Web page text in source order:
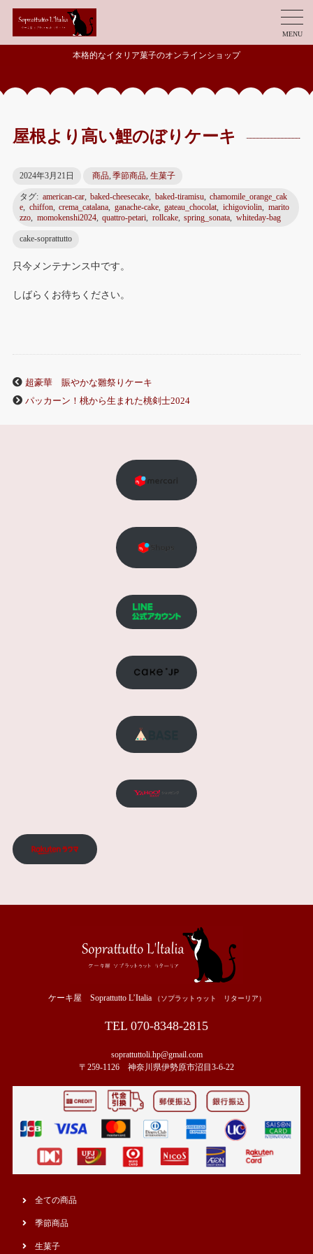
MENU
本格的なイタリア菓子のオンラインショップ
屋根より高い鯉のぼりケーキ
2024年3月21日 商品, 季節商品 生菓子
タグ: american-car, baked-cheesecake, baked-tiramisu, chamomile_orange_cak
e, chiffon, crema_catalana, ganache-cake, gateau_chocolat, ichigoviolin, marito
zzo, momokenshi2024, quattro-petari, rollcake, spring_sonata, whiteday-bag
cake-soprattutto
只今メンテナンス中です。
しばらくお待ちください。
超豪華 賑やかな雛祭りケーキ
パッカーン！桃から生まれた桃剣士2024
ケーキ屋 Soprattutto L’Italia （ソプラットゥット リターリア）
TEL 070-8348-2815
soprattuttoli.hp@gmail.com
〒259-1126 神奈川県伊勢原市沼目3-6-22
全ての商品
季節商品
生菓子